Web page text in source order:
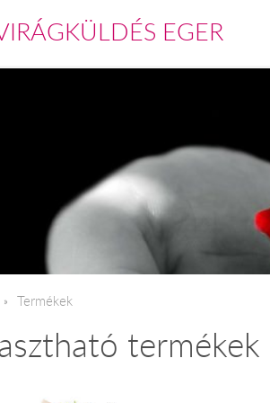
EGER
Termékek
termékek